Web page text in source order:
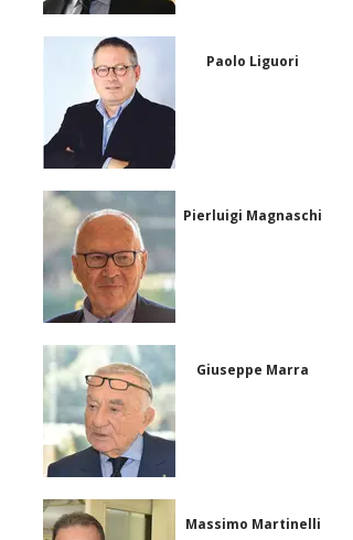
Paolo Liguori
Pierluigi Magnaschi
Giuseppe Marra
Massimo Martinelli